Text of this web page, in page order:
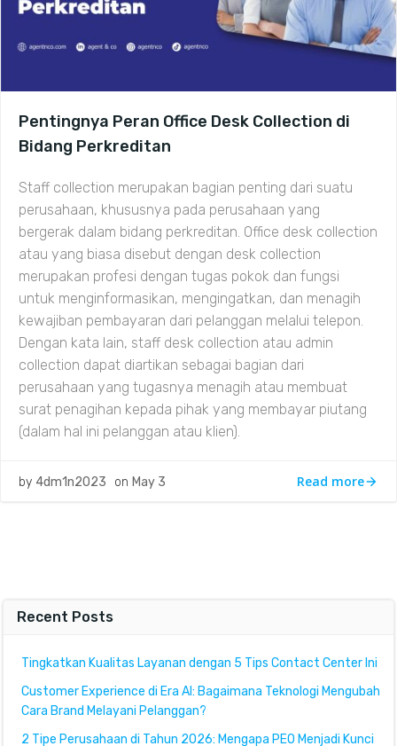
Pentingnya Peran Office Desk Collection di
Bidang Perkreditan
Staff collection merupakan bagian penting dari suatu
perusahaan, khususnya pada perusahaan yang
bergerak dalam bidang perkreditan. Office desk collection
atau yang biasa disebut dengan desk collection
merupakan profesi dengan tugas pokok dan fungsi
untuk menginformasikan, mengingatkan, dan menagih
kewajiban pembayaran dari pelanggan melalui telepon.
Dengan kata lain, staff desk collection atau admin
collection dapat diartikan sebagai bagian dari
perusahaan yang tugasnya menagih atau membuat
surat penagihan kepada pihak yang membayar piutang
(dalam hal ini pelanggan atau klien).
by 4dm1n2023 on May 3 Read more
Recent Posts
Tingkatkan Kualitas Layanan dengan 5 Tips Contact Center Ini
Customer Experience di Era AI: Bagaimana Teknologi Mengubah
Cara Brand Melayani Pelanggan?
2 Tipe Perusahaan di Tahun 2026: Mengapa PEO Menjadi Kunci